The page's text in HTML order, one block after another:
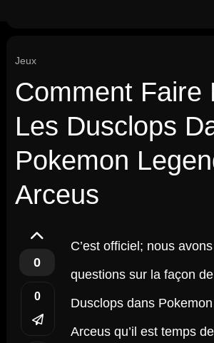
Jeux
Comment Faire
Les Dusclops
Pokemon
Arceus
0
0
C’est officiel; nous
questions sur la façon
Dusclops dans
Arceus qu’il est temps